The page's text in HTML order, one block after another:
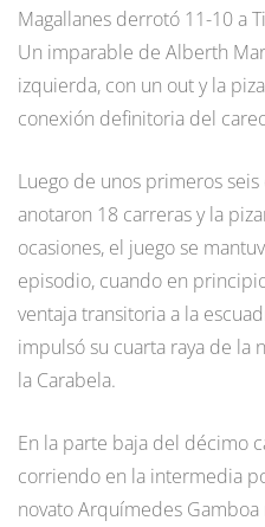
Magallanes derrotó 11-10 a
Un imparable de Alberth
izquierda, con un out y la
conexión definitoria del
Luego de unos primeros
anotaron 18 carreras y la
ocasiones, el juego se
episodio, cuando en
ventaja transitoria a la
impulsó su cuarta raya de la
la Carabela.
En la parte baja del décimo
corriendo en la intermedia
novato Arquímedes